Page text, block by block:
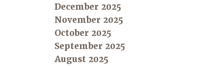
December 2025
November 2025
October 2025
September 2025
August 2025